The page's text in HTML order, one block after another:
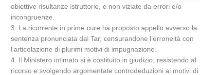
obiettive risultanze istruttorie, e non viziate da errori e/o
incongruenze.
3. La ricorrente in prime cure ha proposto appello avverso la
sentenza pronunciata dal Tar, censurandone l’erroneità con
l’articolazione di plurimi motivi di impugnazione.
4. Il Ministero intimato si è costituito in giudizio, resistendo al
ricorso e svolgendo argomentate controdeduzioni ai motivi di